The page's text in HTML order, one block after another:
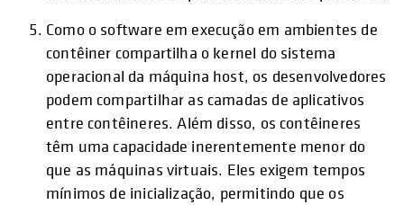
Como o software em execução em ambientes de
contêiner compartilha o kernel do sistema
operacional da máquina host, os desenvolvedores
podem compartilhar as camadas de aplicativos
entre contêineres. Além disso, os contêineres
têm uma capacidade inerentemente menor do
que as máquinas virtuais. Eles exigem tempos
mínimos de inicialização, permitindo que os